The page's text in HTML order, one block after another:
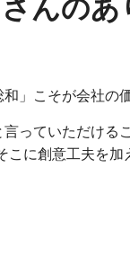
んの
」こそが会社の
っていただける
に創意工夫を